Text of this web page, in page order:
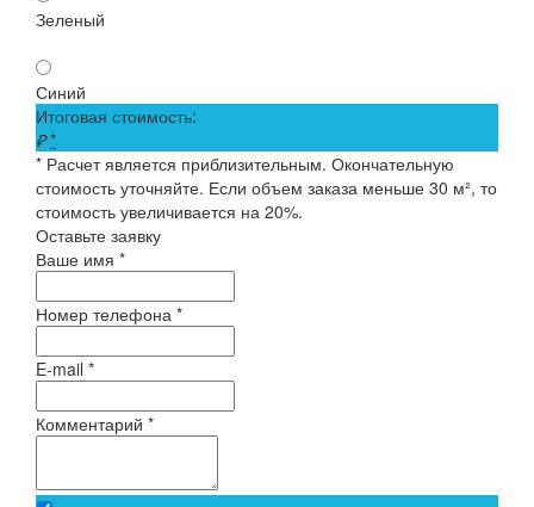
Зеленый
Синий
Итоговая стоимость:
₽ *
* Расчет является приблизительным. Окончательную
стоимость уточняйте. Если объем заказа меньше 30 м², то
стоимость увеличивается на 20%.
Оставьте заявку
Ваше имя *
Номер телефона *
E-mail *
Комментарий *